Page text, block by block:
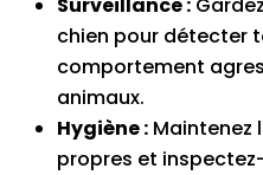
chien pour détecter
comportement
animaux.
Hygiène : Maintenez
propres et